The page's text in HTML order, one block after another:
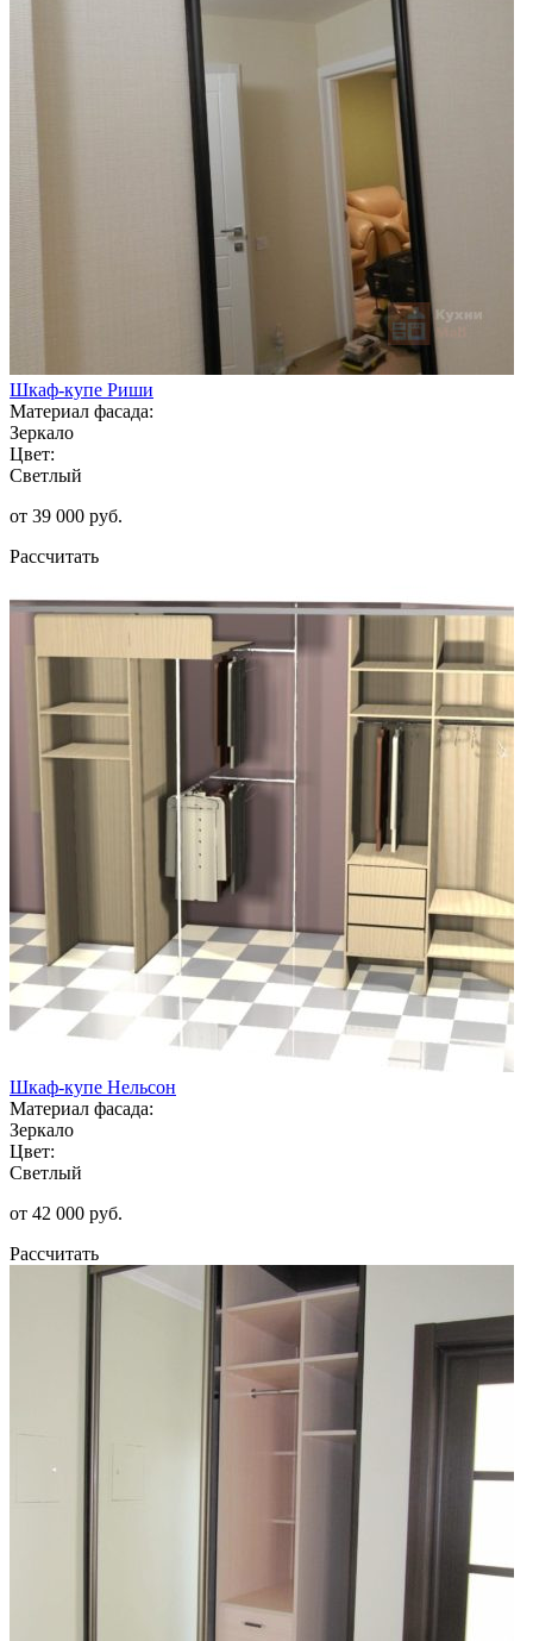
Шкаф-купе Риши
Материал фасада:
Зеркало
Цвет:
Светлый
от 39 000 руб.
Рассчитать
Шкаф-купе Нельсон
Материал фасада:
Зеркало
Цвет:
Светлый
от 42 000 руб.
Рассчитать